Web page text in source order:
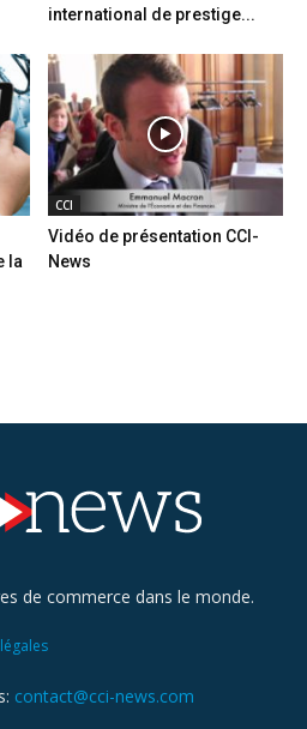
international de prestige...
la
CCI
Vidéo de présentation CCI-
News
de commerce dans le monde.
contact@cci-news.com